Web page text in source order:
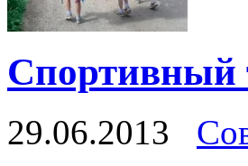
Спортивный
29.06.2013